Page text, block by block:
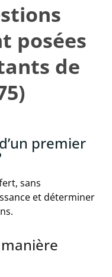
posées
de
premier
sans
et déterminer